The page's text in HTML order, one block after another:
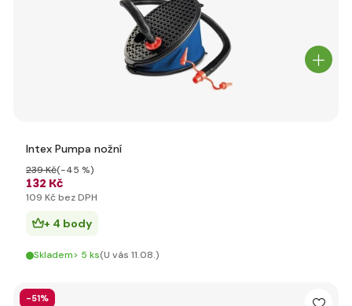
Intex Pumpa nožní
132 Kč
239 Kč(-45 %)
109 Kč bez DPH
+ 4 body
Skladem> 5 ks(U vás 11.08.)
-51%